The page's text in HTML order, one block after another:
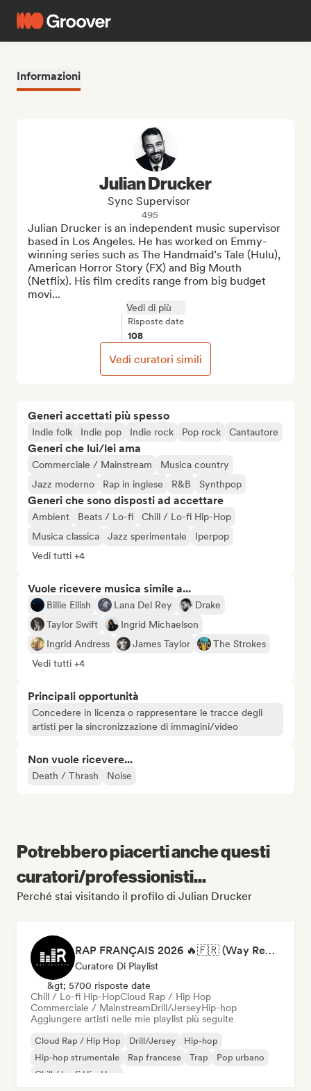
Informazioni
Generi accettati più spesso
Indie folk Indie pop Indie rock Pop rock Cantautore
Generi che lui/lei ama
Commerciale / Mainstream
Musica country
Jazz moderno
Rap in inglese R&B Synthpop
Generi che sono disposti ad accettare
Ambient Beats / Lo-fi
Chill / Lo-fi Hip-Hop
Musica classica
Jazz sperimentale
Iperpop
Vedi tutti +4
Vuole ricevere musica simile a...
Billie Eilish Lana Del Rey
Drake
Taylor Swift
Ingrid Michaelson
Ingrid Andress
James Taylor
The Strokes
Vedi tutti +4
Principali opportunità
Concedere in licenza o rappresentare le tracce degli
artisti per la sincronizzazione di immagini/video
Non vuole ricevere...
Death / Thrash Noise
Julian Drucker
Sync Supervisor
495
Julian Drucker is an independent music supervisor
based in Los Angeles. He has worked on Emmy-
winning series such as The Handmaid’s Tale (Hulu),
American Horror Story (FX) and Big Mouth
(Netflix). His film credits range from big budget
movi...
Vedi di più
Risposte date
108
Vedi curatori simili
Potrebbero piacerti anche questi
curatori/professionisti...
Perché stai visitando il profilo di Julian Drucker
RAP FRANÇAIS 2026 🔥🇫🇷 (Way Records)
Curatore Di Playlist
&gt; 5700 risposte date
Chill / Lo-fi Hip-HopCloud Rap / Hip Hop
Commerciale / MainstreamDrill/JerseyHip-hop
Aggiungere artisti nelle mie playlist più seguite
Cloud Rap / Hip Hop Drill/Jersey
Hip-hop
Hip-hop strumentale
Rap francese Trap
Pop urbano
Chill / Lo-fi Hip-Hop